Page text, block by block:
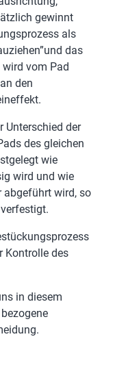
gewinnt
als
das
wird vom Pad
den
Unterschied der
des gleichen
wie
wird und wie
abgeführt wird, so
Kontrolle des
in diesem